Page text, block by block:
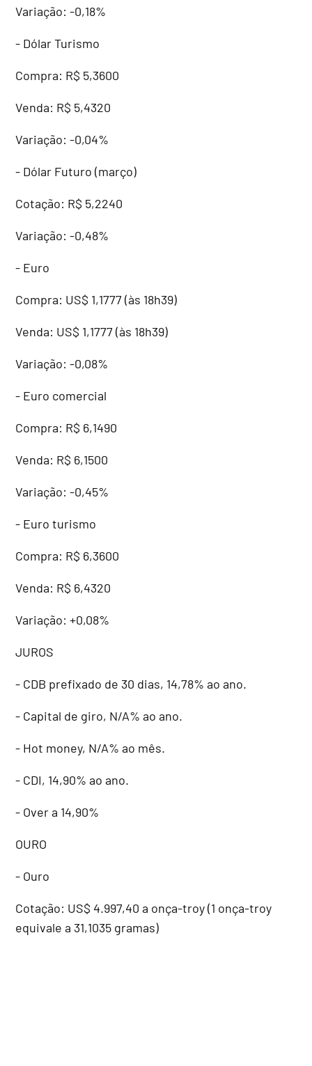
Variação: -0,18%
- Dólar Turismo
Compra: R$ 5,3600
Venda: R$ 5,4320
Variação: -0,04%
- Dólar Futuro (março)
Cotação: R$ 5,2240
Variação: -0,48%
- Euro
Compra: US$ 1,1777 (às 18h39)
Venda: US$ 1,1777 (às 18h39)
Variação: -0,08%
- Euro comercial
Compra: R$ 6,1490
Venda: R$ 6,1500
Variação: -0,45%
- Euro turismo
Compra: R$ 6,3600
Venda: R$ 6,4320
Variação: +0,08%
JUROS
- CDB prefixado de 30 dias, 14,78% ao ano.
- Capital de giro, N/A% ao ano.
- Hot money, N/A% ao mês.
- CDI, 14,90% ao ano.
- Over a 14,90%
OURO
- Ouro
Cotação: US$ 4.997,40 a onça-troy (1 onça-troy
equivale a 31,1035 gramas)